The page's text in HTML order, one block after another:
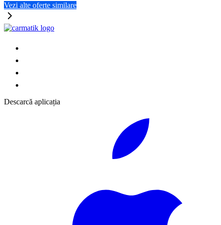
Vezi alte oferte similare
Descarcă aplicația